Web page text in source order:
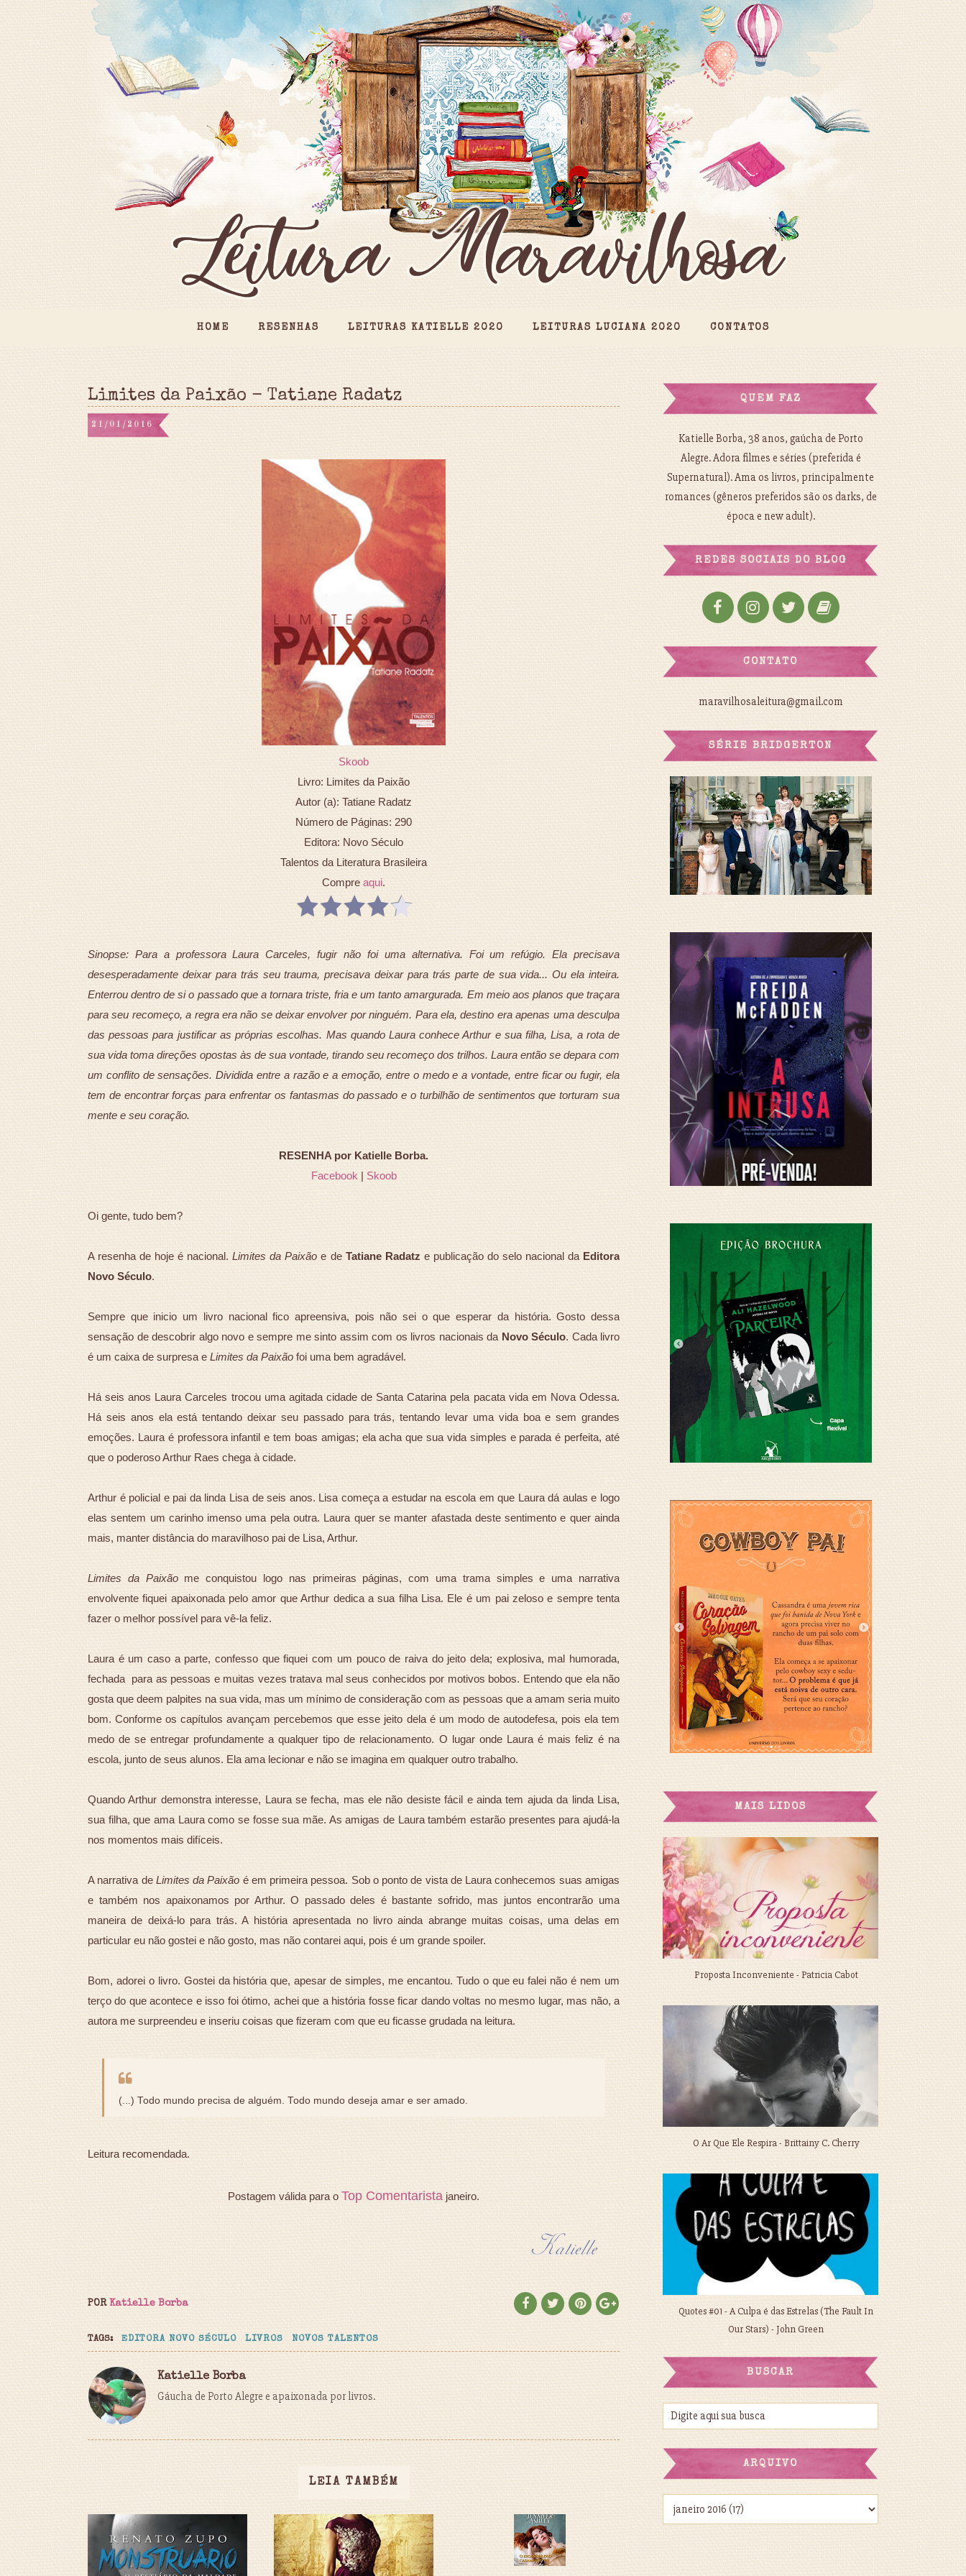
HOME RESENHAS LEITURAS KATIELLE 2020 LEITURAS LUCIANA 2020 CONTATOS
Limites da Paixão - Tatiane Radatz
21/01/2016
Skoob
Livro: Limites da Paixão
Autor (a): Tatiane Radatz
Número de Páginas: 290
Editora: Novo Século
Talentos da Literatura Brasileira
Compre aqui.
Sinopse: Para a professora Laura Carceles, fugir não foi uma alternativa. Foi um refúgio. Ela precisava
desesperadamente deixar para trás seu trauma, precisava deixar para trás parte de sua vida... Ou ela inteira.
Enterrou dentro de si o passado que a tornara triste, fria e um tanto amargurada. Em meio aos planos que traçara
para seu recomeço, a regra era não se deixar envolver por ninguém. Para ela, destino era apenas uma desculpa
das pessoas para justificar as próprias escolhas. Mas quando Laura conhece Arthur e sua filha, Lisa, a rota de
sua vida toma direções opostas às de sua vontade, tirando seu recomeço dos trilhos. Laura então se depara com
um conflito de sensações. Dividida entre a razão e a emoção, entre o medo e a vontade, entre ficar ou fugir, ela
tem de encontrar forças para enfrentar os fantasmas do passado e o turbilhão de sentimentos que torturam sua
mente e seu coração.
RESENHA por Katielle Borba.
Facebook|Skoob
Oi gente, tudo bem?
A resenha de hoje é nacional.Limites da Paixãoe deTatiane Radatz e publicação do selo nacional daEditora
Novo Século.
Sempre que inicio um livro nacional fico apreensiva, pois não sei o que esperar da história. Gosto dessa
sensação de descobrir algo novo e sempre me sinto assim com os livros nacionais da Novo Século. Cada livro
é um caixa de surpresa e Limites da Paixão foi uma bem agradável.
Há seis anos Laura Carceles trocou uma agitada cidade de Santa Catarina pela pacata vida em Nova Odessa.
Há seis anos ela está tentando deixar seu passado para trás, tentando levar uma vida boa e sem grandes
emoções. Laura é professora infantil e tem boas amigas; ela acha que sua vida simples e parada é perfeita, até
que o poderoso Arthur Raes chega à cidade.
Arthur é policial e pai da linda Lisa de seis anos. Lisa começa a estudar na escola em que Laura dá aulas e logo
elas sentem um carinho imenso uma pela outra. Laura quer se manter afastada deste sentimento e quer ainda
mais, manter distância do maravilhoso pai de Lisa, Arthur.
Limites da Paixãome conquistou logo nas primeiras páginas, com uma trama simples e uma narrativa
envolvente fiquei apaixonada pelo amor que Arthur dedica a sua filha Lisa. Ele é um pai zeloso e sempre tenta
fazer o melhor possível para vê-la feliz.
Laura é um caso a parte, confesso que fiquei com um pouco de raiva do jeito dela; explosiva, mal humorada,
fechada para as pessoas e muitas vezes tratava mal seus conhecidos por motivos bobos. Entendo que ela não
gosta que deem palpites na sua vida, mas um mínimo de consideração com as pessoas que a amam seria muito
bom. Conforme os capítulos avançam percebemos que esse jeito dela é um modo de autodefesa, pois ela tem
medo de se entregar profundamente a qualquer tipo de relacionamento. O lugar onde Laura é mais feliz é na
escola, junto de seus alunos. Ela ama lecionar e não se imagina em qualquer outro trabalho.
Quando Arthur demonstra interesse, Laura se fecha, mas ele não desiste fácil e ainda tem ajuda da linda Lisa,
sua filha, que ama Laura como se fosse sua mãe. As amigas de Laura também estarão presentes para ajudá-la
nos momentos mais difíceis.
A narrativa de Limites da Paixão é em primeira pessoa. Sob o ponto de vista de Laura conhecemos suas amigas
e também nos apaixonamos por Arthur. O passado deles é bastante sofrido, mas juntos encontrarão uma
maneira de deixá-lo para trás. A história apresentada no livro ainda abrange muitas coisas, uma delas em
particular eu não gostei e não gosto, mas não contarei aqui, pois é um grande spoiler.
Bom, adorei o livro. Gostei da história que, apesar de simples, me encantou. Tudo o que eu falei não é nem um
terço do que acontece e isso foi ótimo, achei que a história fosse ficar dando voltas no mesmo lugar, mas não, a
autora me surpreendeu e inseriu coisas que fizeram com que eu ficasse grudada na leitura.
(...) Todo mundo precisa de alguém. Todo mundo deseja amar e ser amado.
Leitura recomendada.
Postagem válida para o Top Comentaristajaneiro.
POR Katielle Borba
TAGS: EDITORA NOVO SÉCULO LIVROS NOVOS TALENTOS
Katielle Borba
Gáucha de Porto Alegre e apaixonada por livros.
LEIA TAMBÉM
QUEM FAZ
Katielle Borba, 38 anos, gaúcha de Porto
Alegre. Adora filmes e séries (preferida é
Supernatural). Ama os livros, principalmente
romances (gêneros preferidos são os darks, de
época e new adult).
REDES SOCIAIS DO BLOG
CONTATO
maravilhosaleitura@gmail.com
SÉRIE BRIDGERTON
MAIS LIDOS
Proposta Inconveniente - Patricia Cabot
O Ar Que Ele Respira - Brittainy C. Cherry
Quotes #01 - A Culpa é das Estrelas (The Fault In
Our Stars) - John Green
BUSCAR
ARQUIVO